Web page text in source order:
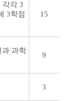
각각 3
3학점
15
과 과학
9
3